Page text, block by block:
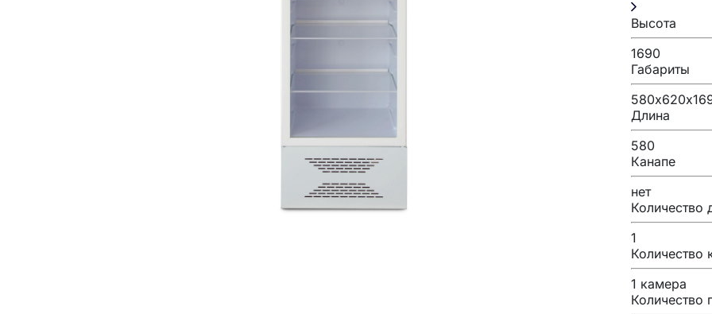
Высота
1690
Габариты
Длина
580
Канапе
нет
Количество
1
Количество
1 камера
Количество